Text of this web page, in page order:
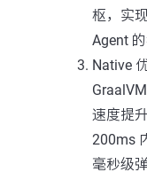
枢，实
Agent
Native
速度提
200ms
毫秒级